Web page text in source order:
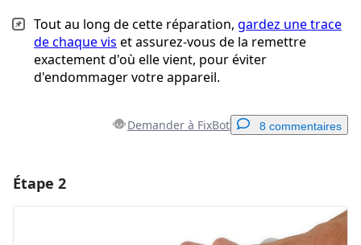
Tout au long de cette réparation, gardez une trace
de chaque vis et assurez-vous de la remettre
exactement d'où elle vient, pour éviter
d'endommager votre appareil.
Demander à FixBot 8 commentaires
Étape 2